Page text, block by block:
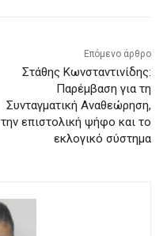
Επόμενο άρθρο
Στάθης Κωνσταντινίδης:
Παρέμβαση για τη
Συνταγματική Αναθεώρηση,
την επιστολική ψήφο και το
εκλογικό σύστημα